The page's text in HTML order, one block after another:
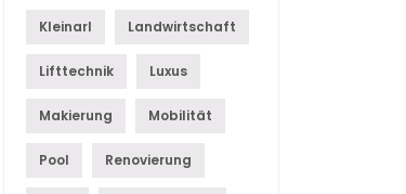
Kleinarl Landwirtschaft
Lifttechnik Luxus
Makierung Mobilität
Pool Renovierung